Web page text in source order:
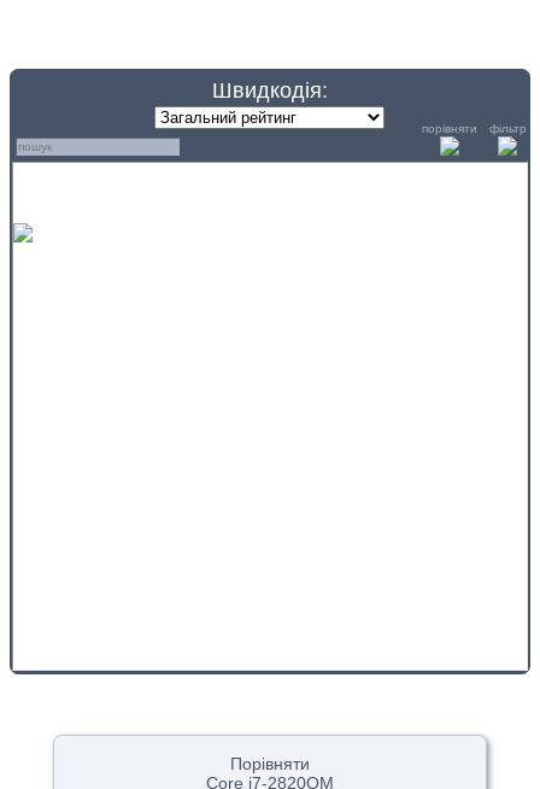
Швидкодія:
порівняти фільтр
Порівняти
Core i7-2820QM